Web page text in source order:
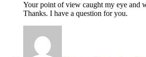
Your point of view caught my eye and
Thanks. I have a question for you.